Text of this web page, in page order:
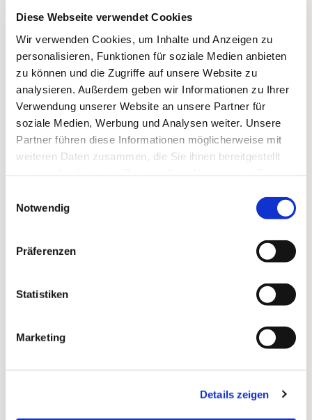
Diese Webseite verwendet Cookies
Wir verwenden Cookies, um Inhalte und Anzeigen zu
personalisieren, Funktionen für soziale Medien anbieten
zu können und die Zugriffe auf unsere Website zu
analysieren. Außerdem geben wir Informationen zu Ihrer
Verwendung unserer Website an unsere Partner für
soziale Medien, Werbung und Analysen weiter. Unsere
Partner führen diese Informationen möglicherweise mit
weiteren Daten zusammen, die Sie ihnen bereitgestellt
Notwendig
Präferenzen
Statistiken
Marketing
Details zeigen
Gemeinsam beten wir dasInvitatorium, die
Lesehoreund dieLaudes. Dazu hören wir das
Tagesevangelium und verbleiben in 15 Minuten stiller
Meditation.
Mitbeten empfehlen wir stundengebet.de
iOS